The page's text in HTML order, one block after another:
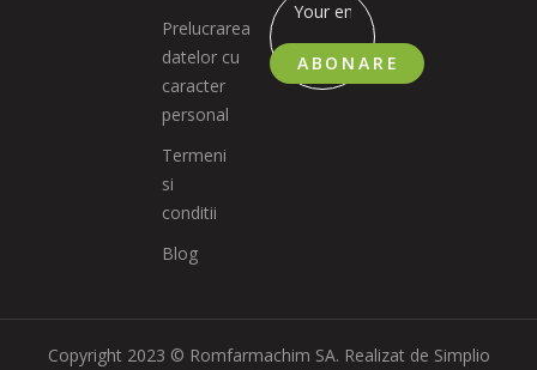
Prelucrarea
datelor cu
caracter
personal
Termeni
si
conditii
Blog
ABONARE
Copyright 2023 © Romfarmachim SA. Realizat de Simplio